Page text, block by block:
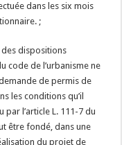
dans les six mois
;
des dispositions
code de l’urbanisme ne
de permis de
les conditions qu’il
par l’article L. 111-7 du
être fondé, dans une
du projet de